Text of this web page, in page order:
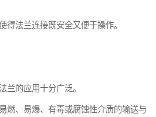
得法兰连接既安全又便于操作。
兰的应用十分广泛。
燃、易爆、有毒或腐蚀性介质的输送与